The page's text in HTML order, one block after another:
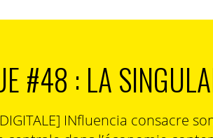
paramètre, les curseurs qui
et j’ai aussi pleine conscience
#48 : LA
DIGITALE] INfluencia consacre